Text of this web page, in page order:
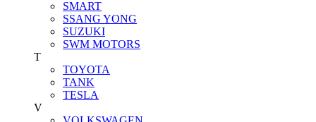
SMART
SSANG YONG
SUZUKI
SWM MOTORS
T
TOYOTA
TANK
TESLA
V